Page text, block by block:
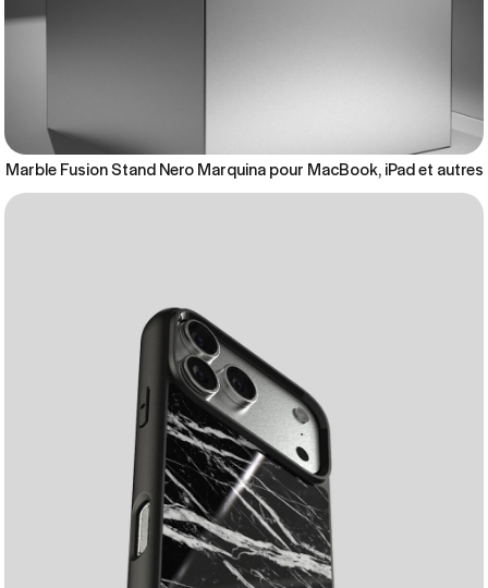
Marble Fusion Stand Nero Marquina pour MacBook, iPad et autres